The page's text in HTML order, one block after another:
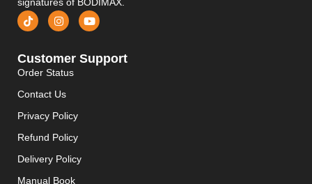
signatures of BODIMAX.
Customer Support
Order Status
Contact Us
Privacy Policy
Refund Policy
Delivery Policy
Manual Book